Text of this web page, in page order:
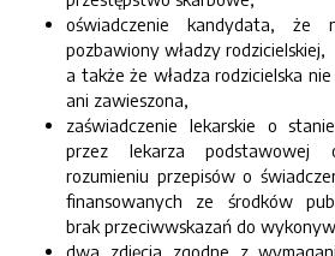
oświadczenie kandydata,
pozbawiony władzy rodzicielskiej,
a także że władza rodzicielska
ani zawieszona,
zaświadczenie lekarskie o
przez lekarza podstawowej
rozumieniu przepisów o
finansowanych ze środków
brak przeciwwskazań do
dwa zdjęcia zgodne z